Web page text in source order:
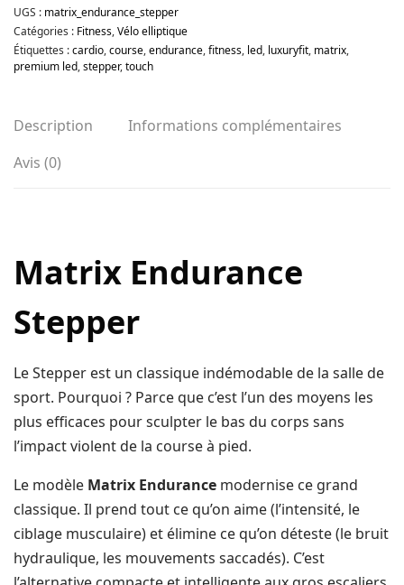
UGS : matrix_endurance_stepper
Catégories : Fitness,Vélo elliptique
Étiquettes :cardio,course,endurance,fitness, led, luxuryfit, matrix,
premium led,stepper,touch
Description
Informations complémentaires
Avis (0)
Matrix Endurance
Stepper
Le Stepper est un classique indémodable de la salle de
sport. Pourquoi ? Parce que c’est l’un des moyens les
plus efficaces pour sculpter le bas du corps sans
l’impact violent de la course à pied.
Le modèle Matrix Endurance modernise ce grand
classique. Il prend tout ce qu’on aime (l’intensité, le
ciblage musculaire) et élimine ce qu’on déteste (le bruit
hydraulique, les mouvements saccadés). C’est